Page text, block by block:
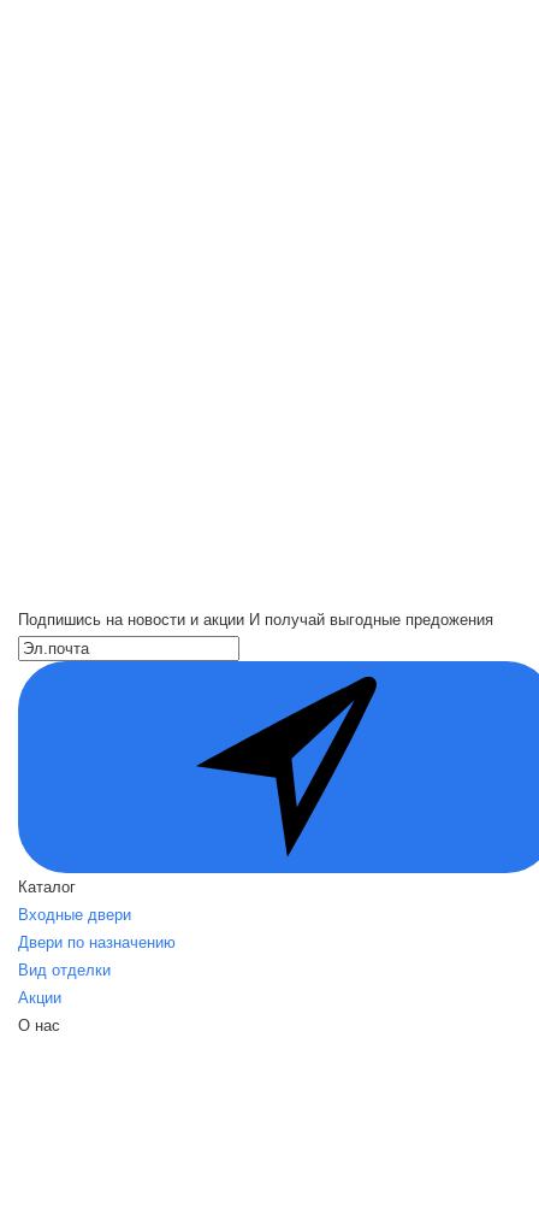
Подпишись на новости и акции И получай выгодные предожения
Каталог
Входные двери
Двери по назначению
Вид отделки
Акции
О нас